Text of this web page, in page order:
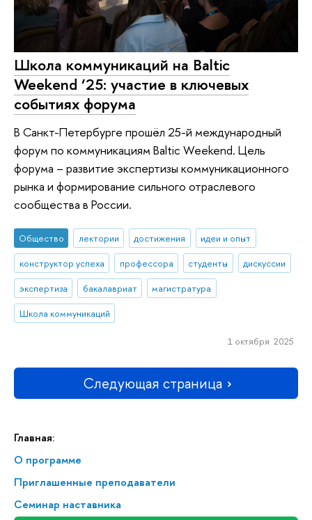
Главная:
О программе
Приглашенные преподаватели
Семинар наставника
Школа коммуникаций на Baltic
Weekend ‘25: участие в ключевых
событиях форума
В Санкт-Петербурге прошёл 25-й международный
форум по коммуникациям Baltic Weekend. Цель
форума – развитие экспертизы коммуникационного
рынка и формирование сильного отраслевого
сообщества в России.
Общество лектории достижения
идеи и опыт
конструктор успеха
профессора студенты
дискуссии
экспертиза
бакалавриат
магистратура
Школа коммуникаций
1 октября 2025
Следующая страница